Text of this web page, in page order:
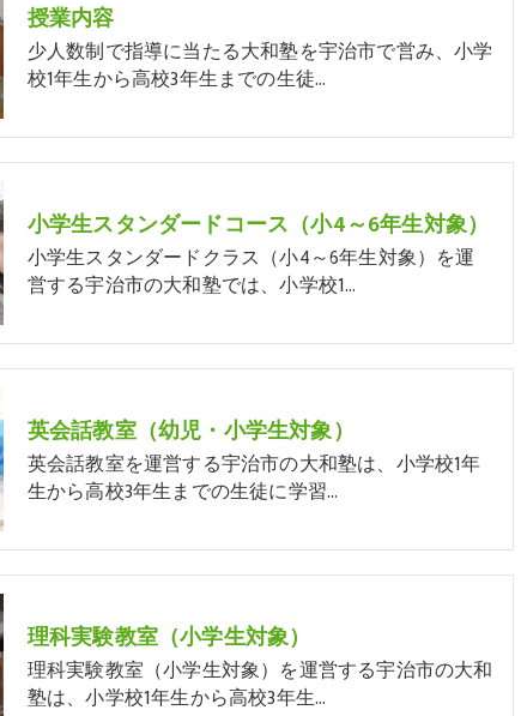
授業内容
少人数制で指導に当たる大和塾を宇治市で営み、小学
校1年生から高校3年生までの生徒…
小学生スタンダードコース（小4～6年生対象）
小学生スタンダードクラス（小4～6年生対象）を運
営する宇治市の大和塾では、小学校1…
英会話教室（幼児・小学生対象）
英会話教室を運営する宇治市の大和塾は、小学校1年
生から高校3年生までの生徒に学習…
理科実験教室（小学生対象）
理科実験教室（小学生対象）を運営する宇治市の大和
塾は、小学校1年生から高校3年生…